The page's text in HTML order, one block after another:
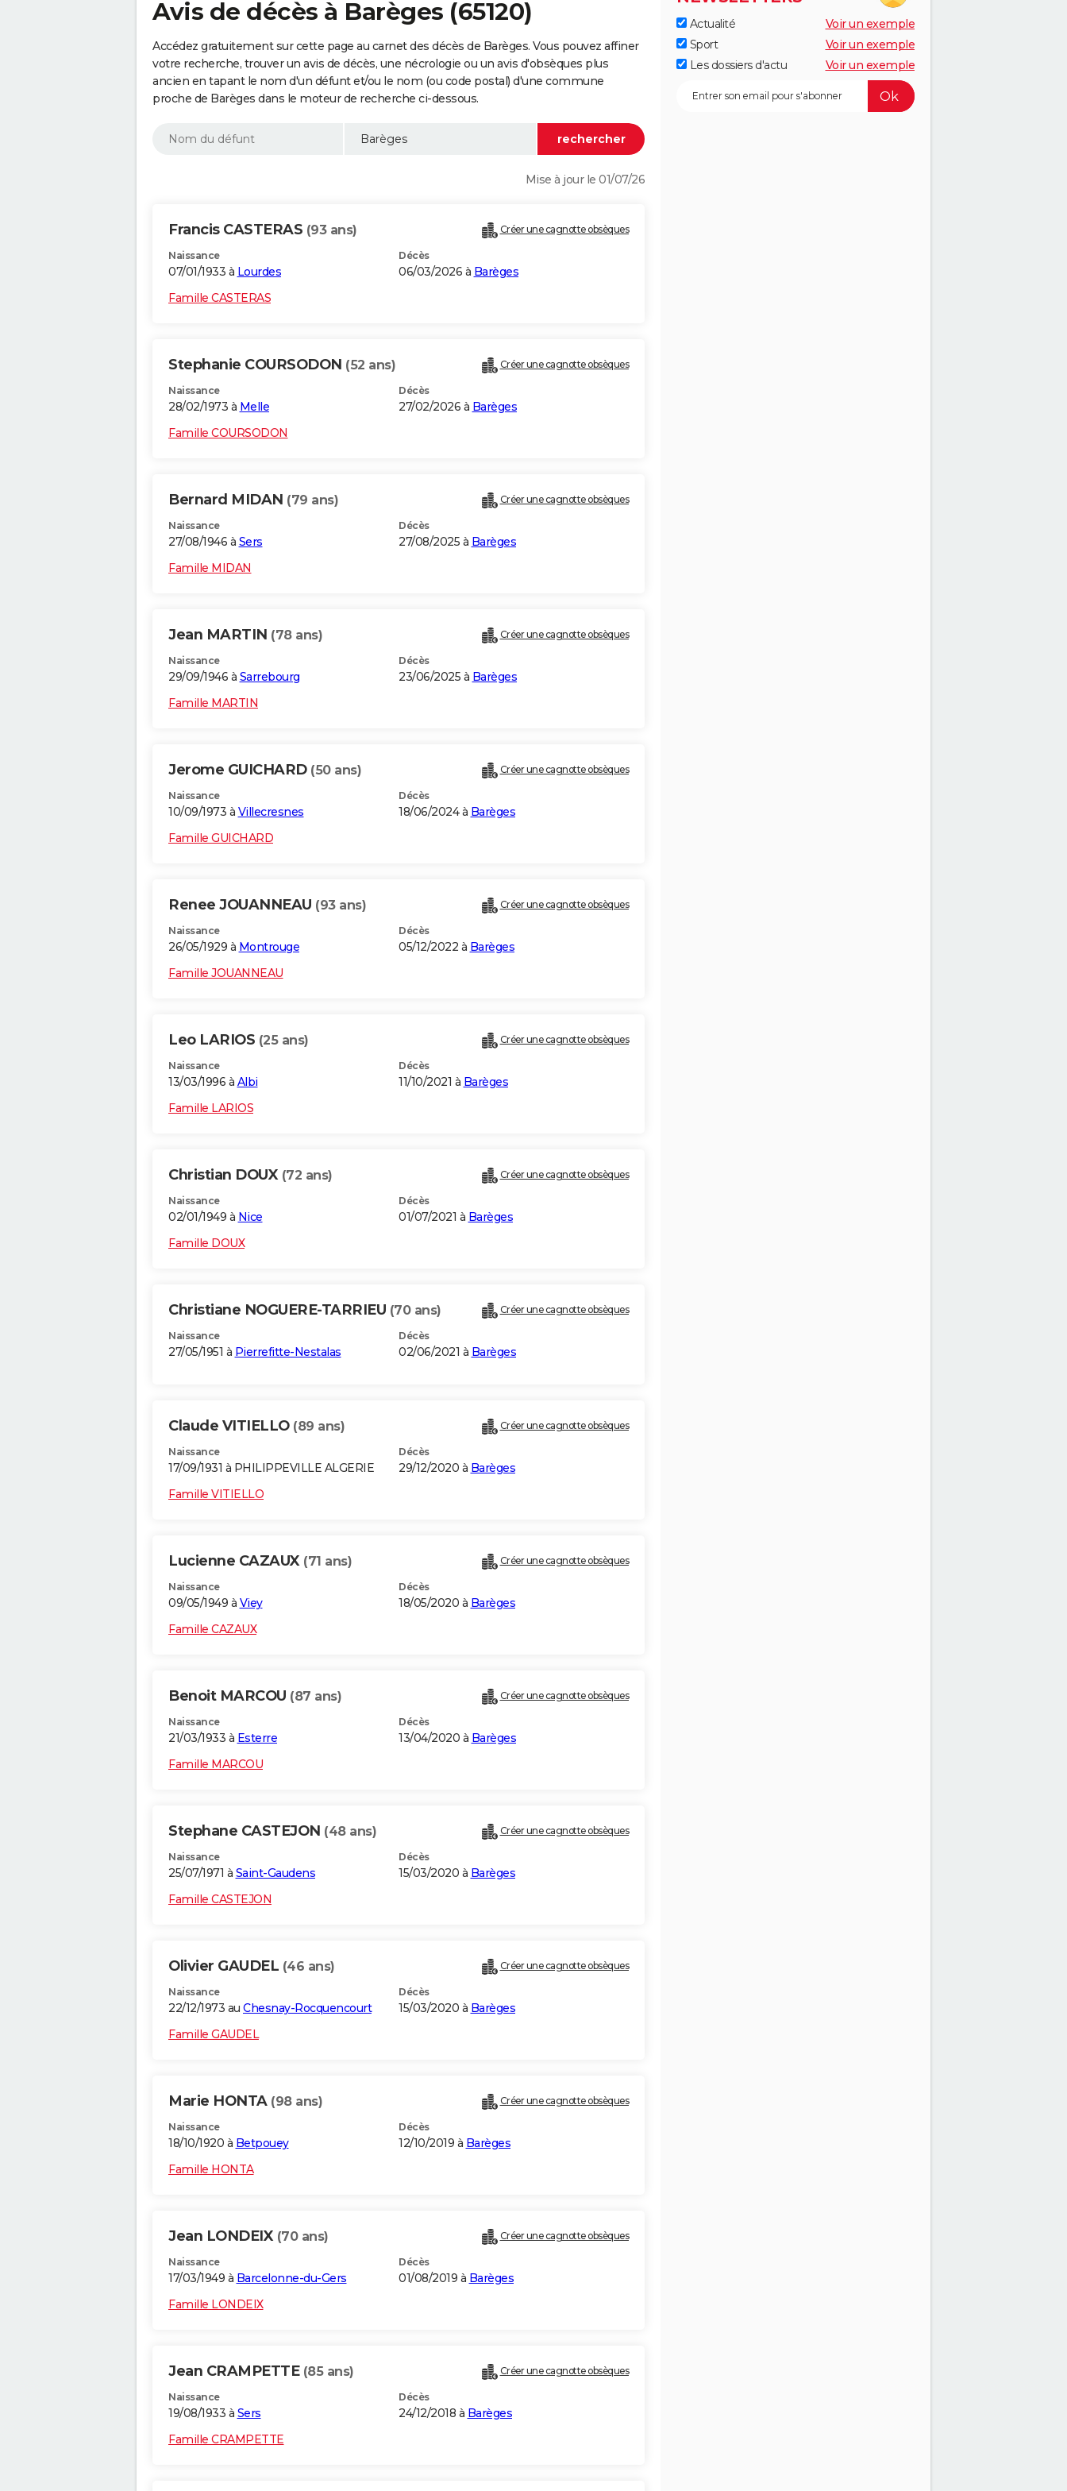
Avis de décès à Barèges (65120)
Accédez gratuitement sur cette page au carnet des décès de Barèges. Vous pouvez affiner
votre recherche, trouver un avis de décès, une nécrologie ou un avis d'obsèques plus
ancien en tapant le nom d'un défunt et/ou le nom (ou code postal) d'une commune
proche de Barèges dans le moteur de recherche ci-dessous.
Mise à jour le 01/07/26
Francis CASTERAS (93 ans) Créer une cagnotte obsèques
Naissance
07/01/1933 à Lourdes
Décès
06/03/2026 à Barèges
Famille CASTERAS
Stephanie COURSODON (52 ans) Créer une cagnotte obsèques
Naissance
28/02/1973 à Melle
Décès
27/02/2026 à Barèges
Famille COURSODON
Bernard MIDAN (79 ans) Créer une cagnotte obsèques
Naissance
27/08/1946 à Sers
Décès
27/08/2025 à Barèges
Famille MIDAN
Jean MARTIN (78 ans) Créer une cagnotte obsèques
Naissance
29/09/1946 à Sarrebourg
Décès
23/06/2025 à Barèges
Famille MARTIN
Jerome GUICHARD (50 ans) Créer une cagnotte obsèques
Naissance
10/09/1973 à Villecresnes
Décès
18/06/2024 à Barèges
Famille GUICHARD
Renee JOUANNEAU (93 ans) Créer une cagnotte obsèques
Naissance
26/05/1929 à Montrouge
Décès
05/12/2022 à Barèges
Famille JOUANNEAU
Leo LARIOS (25 ans) Créer une cagnotte obsèques
Naissance
13/03/1996 à Albi
Décès
11/10/2021 à Barèges
Famille LARIOS
Christian DOUX (72 ans) Créer une cagnotte obsèques
Naissance
02/01/1949 à Nice
Décès
01/07/2021 à Barèges
Famille DOUX
Christiane NOGUERE-TARRIEU (70 ans) Créer une cagnotte obsèques
Naissance
27/05/1951 à Pierrefitte-Nestalas
Décès
02/06/2021 à Barèges
Claude VITIELLO (89 ans) Créer une cagnotte obsèques
Naissance
17/09/1931 à PHILIPPEVILLE ALGERIE
Décès
29/12/2020 à Barèges
Famille VITIELLO
Lucienne CAZAUX (71 ans) Créer une cagnotte obsèques
Naissance
09/05/1949 à Viey
Décès
18/05/2020 à Barèges
Famille CAZAUX
Benoit MARCOU (87 ans) Créer une cagnotte obsèques
Naissance
21/03/1933 à Esterre
Décès
13/04/2020 à Barèges
Famille MARCOU
Stephane CASTEJON (48 ans) Créer une cagnotte obsèques
Naissance
25/07/1971 à Saint-Gaudens
Décès
15/03/2020 à Barèges
Famille CASTEJON
Olivier GAUDEL (46 ans) Créer une cagnotte obsèques
Naissance
22/12/1973 au Chesnay-Rocquencourt
Décès
15/03/2020 à Barèges
Famille GAUDEL
Marie HONTA (98 ans) Créer une cagnotte obsèques
Naissance
18/10/1920 à Betpouey
Décès
12/10/2019 à Barèges
Famille HONTA
Jean LONDEIX (70 ans) Créer une cagnotte obsèques
Naissance
17/03/1949 à Barcelonne-du-Gers
Décès
01/08/2019 à Barèges
Famille LONDEIX
Jean CRAMPETTE (85 ans) Créer une cagnotte obsèques
Naissance
19/08/1933 à Sers
Décès
24/12/2018 à Barèges
Famille CRAMPETTE
Actualité
Voir un exemple
Sport
Voir un exemple
Les dossiers d'actu
Voir un exemple